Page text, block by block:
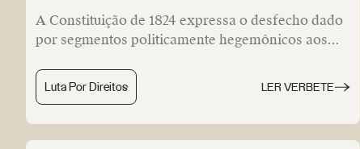
A Constituição de 1824 expressa o desfecho dado
por segmentos politicamente hegemônicos aos...
Luta Por Direitos LER VERBETE